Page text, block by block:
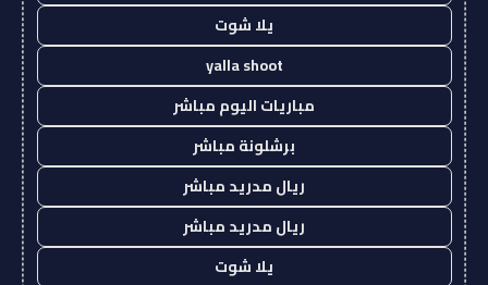
يلا شوت
yalla shoot
مباريات اليوم مباشر
برشلونة مباشر
ريال مدريد مباشر
ريال مدريد مباشر
يلا شوت